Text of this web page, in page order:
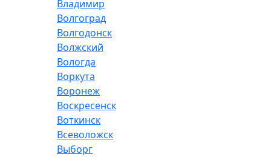
Владимир
Волгоград
Волгодонск
Волжский
Вологда
Воркута
Воронеж
Воскресенск
Воткинск
Всеволожск
Выборг